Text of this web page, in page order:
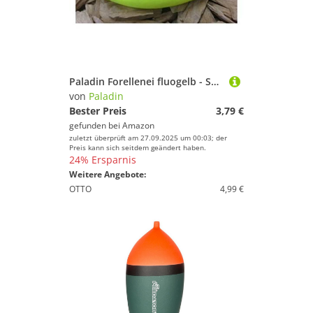
Paladin Forellenei fluogelb - Schlepppose zum Forellenangeln, Forellenei zum Angeln am Forellensee, Angelpose, Schlepppose, Sbirolino, Gewicht:20g
von Paladin
Bester Preis
3,79 €
gefunden bei Amazon
zuletzt überprüft am 27.09.2025 um 00:03; der
Preis kann sich seitdem geändert haben.
24% Ersparnis
Weitere Angebote:
OTTO
4,99 €